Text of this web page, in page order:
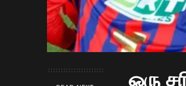
ஒரு